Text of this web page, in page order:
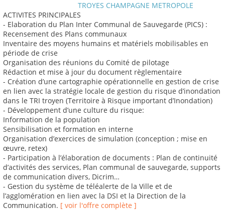
TROYES CHAMPAGNE METROPOLE
ACTIVITES PRINCIPALES
- Elaboration du Plan Inter Communal de Sauvegarde (PICS) :
Recensement des Plans communaux
Inventaire des moyens humains et matériels mobilisables en
période de crise
Organisation des réunions du Comité de pilotage
Rédaction et mise à jour du document règlementaire
- Création d’une cartographie opérationnelle en gestion de crise
en lien avec la stratégie locale de gestion du risque d’inondation
dans le TRI troyen (Territoire à Risque important d’Inondation)
- Développement d’une culture du risque:
Information de la population
Sensibilisation et formation en interne
Organisation d’exercices de simulation (conception ; mise en
œuvre, retex)
- Participation à l’élaboration de documents : Plan de continuité
d’activités des services, Plan communal de sauvegarde, supports
de communication divers, Dicrim…
- Gestion du système de téléalerte de la Ville et de
l’agglomération en lien avec la DSI et la Direction de la
Communication. [ voir l'offre complète ]